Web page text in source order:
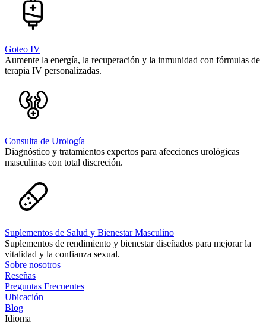
Goteo IV
Aumente la energía, la recuperación y la inmunidad con fórmulas de
terapia IV personalizadas.
Consulta de Urología
Diagnóstico y tratamientos expertos para afecciones urológicas
masculinas con total discreción.
Suplementos de Salud y Bienestar Masculino
Suplementos de rendimiento y bienestar diseñados para mejorar la
vitalidad y la confianza sexual.
Sobre nosotros
Reseñas
Preguntas Frecuentes
Ubicación
Blog
Idioma